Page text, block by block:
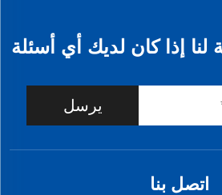
إذا كان لديك أي أسئلة
يرسل
اتصل بنا